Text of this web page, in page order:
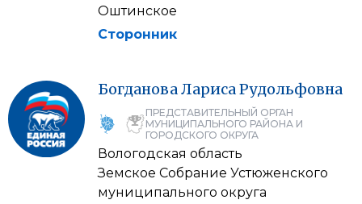
Оштинское
Сторонник
БогдановаЛарисаРудольфовна
ПРЕДСТАВИТЕЛЬНЫЙ ОРГАН
МУНИЦИПАЛЬНОГО РАЙОНА И
ГОРОДСКОГО ОКРУГА
Вологодская область
Земское Собрание Устюженского
муниципального округа